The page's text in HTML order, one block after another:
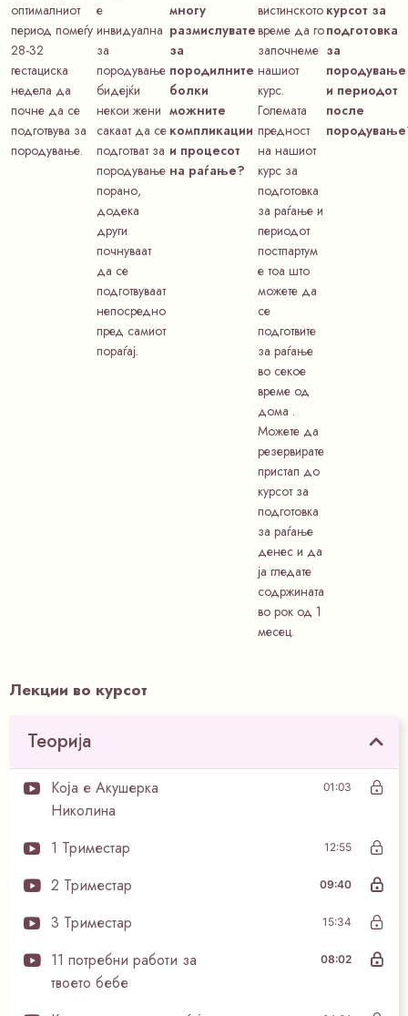
оптималниот
период помеѓу
28-32
гестациска
недела да
почне да се
подготвува за
породување.
е
инвидуална
за
породување
бидејќи
некои жени
сакаат да се
подготват за
породување
порано,
додека
други
почнуваат
да се
подготвуваат
непосредно
пред самиот
пораѓај.
многу
размислувате
за
породилните
болки
можните
компликации
и процесот
на раѓање?
вистинското
време да го
започнеме
нашиот
курс.
Големата
предност
на нашиот
курс за
подготовка
за раѓање и
периодот
постпартум
е тоа што
можете да
се
подготвите
за раѓање
во секое
време од
дома .
Можете да
резервирате
пристап до
курсот за
подготовка
за раѓање
денес и да
ја гледате
содржината
во рок од 1
месец.
курсот за
подготовка
за
породување
и периодот
после
Лекции во курсот
Теорија
Која е Акушерка
Николина
01:03
1 Триместар 12:55
2 Триместар 09:40
3 Триместар 15:34
11 потребни работи за
твоето бебе
08:02